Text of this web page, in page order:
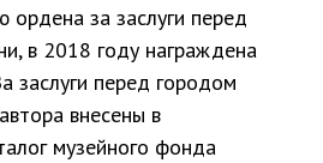
за заслуги перед
в 2018 году награждена
заслуги перед городом
внесены в
музейного фонда